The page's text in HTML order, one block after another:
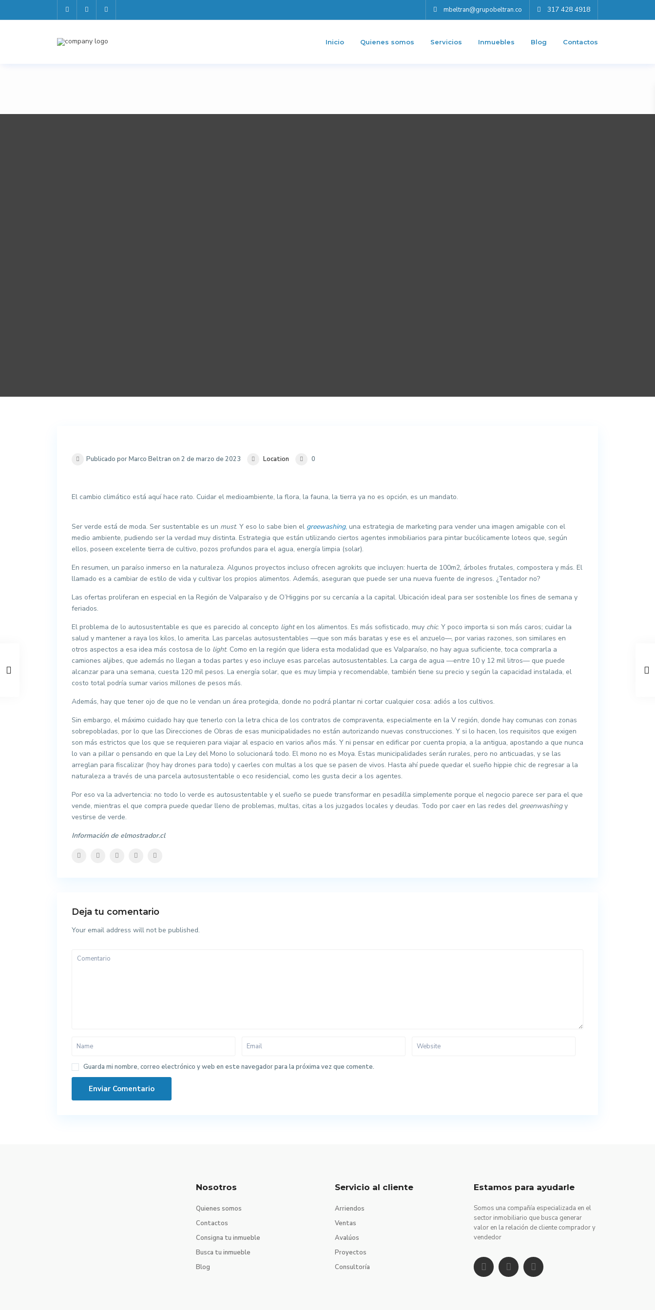
mbeltran@grupobeltran.co 317 428 4918
Inicio Quienes somos Servicios Inmuebles Blog Contactos
Publicado por Marco Beltran on 2 de marzo de 2023 Location 0
El cambio climático está aquí hace rato. Cuidar el medioambiente, la flora, la fauna, la tierra ya no es opción, es un mandato.
Ser verde está de moda. Ser sustentable es un must. Y eso lo sabe bien el greewashing, una estrategia de marketing para vender una imagen amigable con el
medio ambiente, pudiendo ser la verdad muy distinta. Estrategia que están utilizando ciertos agentes inmobiliarios para pintar bucólicamente loteos que, según
ellos, poseen excelente tierra de cultivo, pozos profundos para el agua, energía limpia (solar).
En resumen, un paraíso inmerso en la naturaleza. Algunos proyectos incluso ofrecen agrokits que incluyen: huerta de 100m2, árboles frutales, compostera y más. El
llamado es a cambiar de estilo de vida y cultivar los propios alimentos. Además, aseguran que puede ser una nueva fuente de ingresos. ¿Tentador no?
Las ofertas proliferan en especial en la Región de Valparaíso y de O’Higgins por su cercanía a la capital. Ubicación ideal para ser sostenible los fines de semana y
feriados.
El problema de lo autosustentable es que es parecido al concepto lighten los alimentos. Es más sofisticado, muy chic. Y poco importa si son más caros; cuidar la
salud y mantener a raya los kilos, lo amerita. Las parcelas autosustentables —que son más baratas y ese es el anzuelo—, por varias razones, son similares en
otros aspectos a esa idea más costosa de lo light. Como en la región que lidera esta modalidad que es Valparaíso, no hay agua suficiente, toca comprarla a
camiones aljibes, que además no llegan a todas partes y eso incluye esas parcelas autosustentables. La carga de agua —entre 10 y 12 mil litros— que puede
alcanzar para una semana, cuesta 120 mil pesos. La energía solar, que es muy limpia y recomendable, también tiene su precio y según la capacidad instalada, el
costo total podría sumar varios millones de pesos más.
Además, hay que tener ojo de que no le vendan un área protegida, donde no podrá plantar ni cortar cualquier cosa: adiós a los cultivos.
Sin embargo, el máximo cuidado hay que tenerlo con la letra chica de los contratos de compraventa, especialmente en la V región, donde hay comunas con zonas
sobrepobladas, por lo que las Direcciones de Obras de esas municipalidades no están autorizando nuevas construcciones. Y si lo hacen, los requisitos que exigen
son más estrictos que los que se requieren para viajar al espacio en varios años más. Y ni pensar en edificar por cuenta propia, a la antigua, apostando a que nunca
lo van a pillar o pensando en que la Ley del Mono lo solucionará todo. El mono no es Moya. Estas municipalidades serán rurales, pero no anticuadas, y se las
arreglan para fiscalizar (hoy hay drones para todo) y caerles con multas a los que se pasen de vivos. Hasta ahí puede quedar el sueño hippie chic de regresar a la
naturaleza a través de una parcela autosustentable o eco residencial, como les gusta decir a los agentes.
Por eso va la advertencia: no todo lo verde es autosustentable y el sueño se puede transformar en pesadilla simplemente porque el negocio parece ser para el que
vende, mientras el que compra puede quedar lleno de problemas, multas, citas a los juzgados locales y deudas. Todo por caer en las redes del greenwashingy
vestirse de verde.
Información de elmostrador.cl
Deja tu comentario
Your email address will not be published.
Guarda mi nombre, correo electrónico y web en este navegador para la próxima vez que comente.
Nosotros
Quienes somos
Contactos
Consigna tu inmueble
Busca tu inmueble
Blog
Servicio al cliente
Arriendos
Ventas
Avalúos
Proyectos
Consultoría
Estamos para ayudarle
Somos una compañía especializada en el
sector inmobiliario que busca generar
valor en la relación de cliente comprador y
vendedor